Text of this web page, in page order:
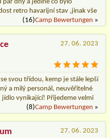
pár dny a jediné co bylo
retro havarijní stav ,jinak vše
(16)Camp Bewertungen »
27. 06. 2023
svou třídou, kemp je stále lepší
a milý personál, neuvěřitelné
vynikající! Přijedeme velmi
(8)Camp Bewertungen »
27. 06. 2023